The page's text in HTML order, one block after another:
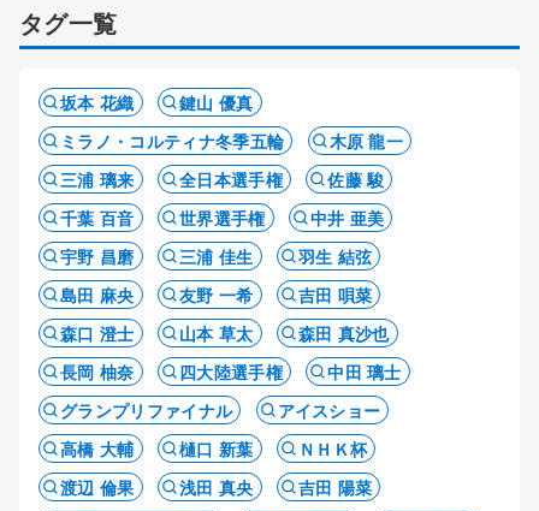
タグ一覧
坂本 花織
鍵山 優真
ミラノ・コルティナ冬季五輪
木原 龍一
三浦 璃来
全日本選手権
佐藤 駿
千葉 百音
世界選手権
中井 亜美
宇野 昌磨
三浦 佳生
羽生 結弦
島田 麻央
友野 一希
吉田 唄菜
森口 澄士
山本 草太
森田 真沙也
長岡 柚奈
四大陸選手権
中田 璃士
グランプリファイナル
アイスショー
高橋 大輔
樋口 新葉
ＮＨＫ杯
渡辺 倫果
浅田 真央
吉田 陽菜